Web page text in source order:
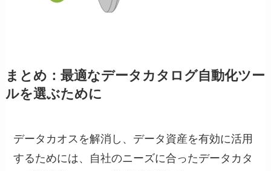
まとめ：最適なデータカタログ自動化ツー
ルを選ぶために
データカオスを解消し、データ資産を有効に活用
するためには、自社のニーズに合ったデータカタ